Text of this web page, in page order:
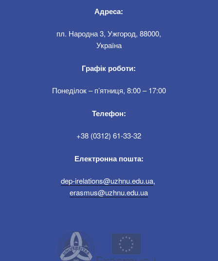
Адреса:
пл. Народна 3, Ужгород, 88000,
Україна
Графік роботи:
Понеділок – п’ятниця, 8:00 – 17:00
Телефон:
+38 (0312) 61-33-32
Електронна пошта:
dep-irelations@uzhnu.edu.ua,
erasmus@uzhnu.edu.ua